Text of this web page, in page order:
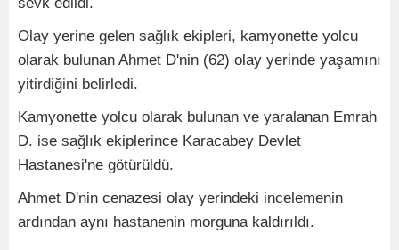
Olay yerine gelen sağlık ekipleri, kamyonette yolcu
olarak bulunan Ahmet D'nin (62) olay yerinde yaşamını
yitirdiğini belirledi.
Kamyonette yolcu olarak bulunan ve yaralanan Emrah
D. ise sağlık ekiplerince Karacabey Devlet
Hastanesi'ne götürüldü.
Ahmet D'nin cenazesi olay yerindeki incelemenin
ardından aynı hastanenin morguna kaldırıldı.